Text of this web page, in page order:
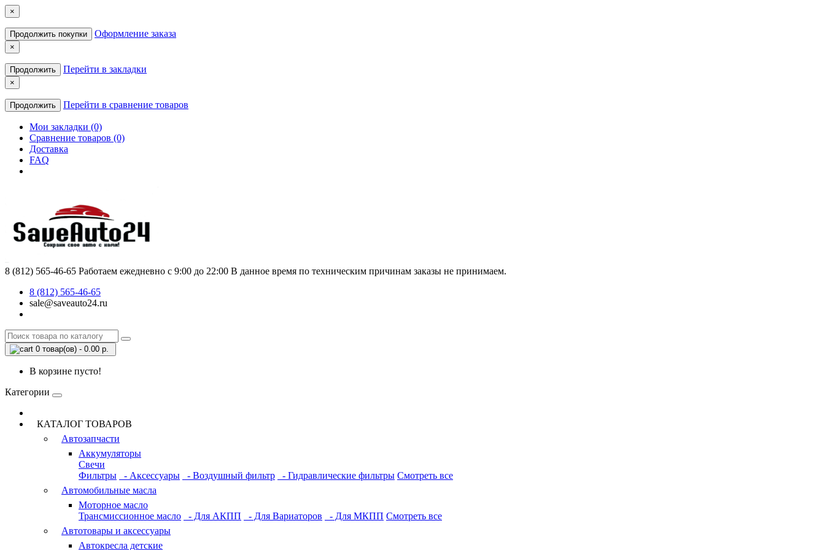
×
Продолжить покупки Оформление заказа
×
Продолжить Перейти в закладки
×
Продолжить Перейти в сравнение товаров
Мои закладки (0)
Сравнение товаров (0)
Доставка
FAQ
8 (812) 565-46-65 Работаем ежедневно с 9:00 до 22:00 В данное время по техническим причинам заказы не принимаем.
8 (812) 565-46-65
sale@saveauto24.ru
0 товар(ов) - 0.00 р.
В корзине пусто!
Категории
КАТАЛОГ ТОВАРОВ
Автозапчасти
Аккумуляторы
Свечи
Фильтры
- Аксессуары - Воздушный фильтр - Гидравлические фильтры Смотреть все
Автомобильные масла
Моторное масло
Трансмиссионное масло
- Для АКПП - Для Вариаторов - Для МКПП Смотреть все
Автотовары и аксессуары
Автокресла детские